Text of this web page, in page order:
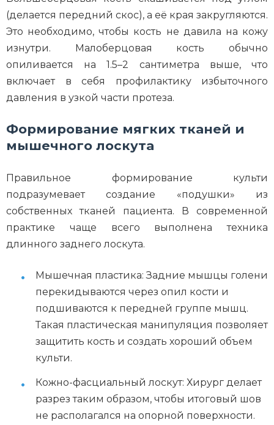
(делается передний скос), а её края закругляются.
Это необходимо, чтобы кость не давила на кожу
изнутри. Малоберцовая кость обычно
опиливается на 1.5–2 сантиметра выше, что
включает в себя профилактику избыточного
давления в узкой части протеза.
Формирование мягких тканей и
мышечного лоскута
Правильное формирование культи
подразумевает создание «подушки» из
собственных тканей пациента. В современной
практике чаще всего выполнена техника
длинного заднего лоскута.
Мышечная пластика: Задние мышцы голени
перекидываются через опил кости и
подшиваются к передней группе мышц.
Такая пластическая манипуляция позволяет
защитить кость и создать хороший объем
культи.
Кожно-фасциальный лоскут: Хирург делает
разрез таким образом, чтобы итоговый шов
не располагался на опорной поверхности.